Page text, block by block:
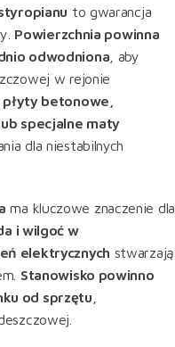
to gwarancja
Powierzchnia powinna
odwodniona , aby
w rejonie
betonowe,
specjalne maty
dla niestabilnych
ma kluczowe znaczenie dla
i wilgoć w
elektrycznych stwarzają
Stanowisko powinno
od sprzętu